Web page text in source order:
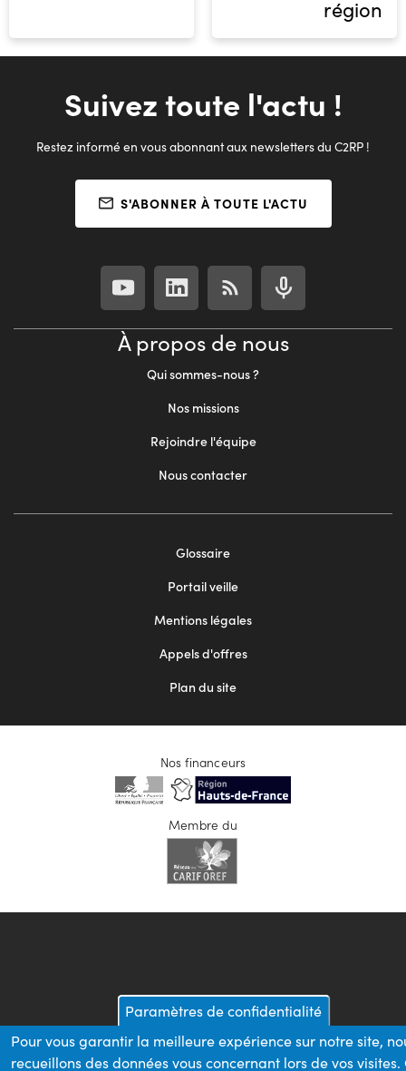
région
Suivez toute l'actu !
Restez informé en vous abonnant aux newsletters du C2RP !
S'ABONNER À TOUTE L'ACTU
À propos de nous
Qui sommes-nous ?
Nos missions
Rejoindre l'équipe
Nous contacter
Glossaire
Portail veille
Mentions légales
Appels d'offres
Plan du site
Nos financeurs
Membre du
Paramètres de confidentialité
Pour vous garantir la meilleure expérience sur notre site,
recueillons des données vous concernant lors de vos visites.